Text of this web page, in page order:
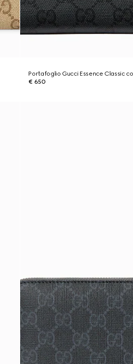
Portafoglio Gucci Essence Classic
€ 650